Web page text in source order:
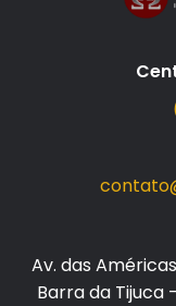
Av. das
Barra da Tijuca